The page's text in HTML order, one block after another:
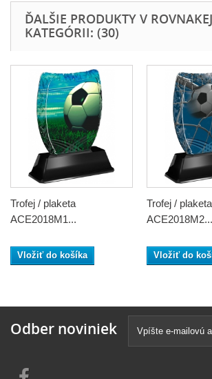
ĎALŠIE PRODUKTY V ROVNAKEJ
KATEGÓRII: (30)
Trofej / plaketa
ACE2018M1...
Vložiť do košíka
Trofej / plaketa
ACE2018M2...
Vložiť do
Odber noviniek